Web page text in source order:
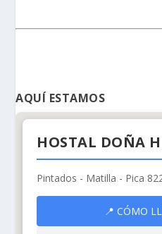
AQUÍ ESTAMOS
HOSTAL DOÑA
Pintados - Matilla - Pica
📍 CÓMO
HOSTAL
HERMINIA